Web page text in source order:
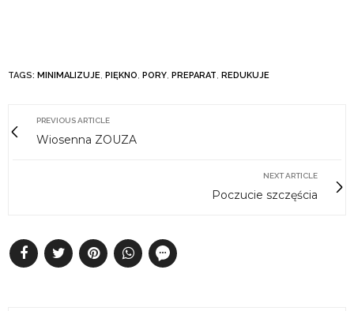
TAGS: MINIMALIZUJE, PIĘKNO, PORY, PREPARAT, REDUKUJE
PREVIOUS ARTICLE
Wiosenna ZOUZA
NEXT ARTICLE
Poczucie szczęścia